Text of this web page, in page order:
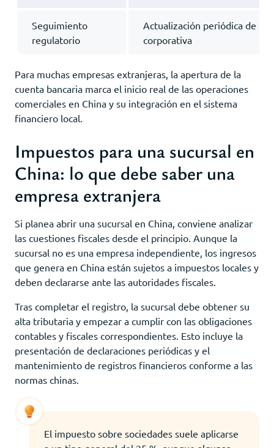
Seguimiento
regulatorio
Actualización periódica de la
corporativa
Para muchas empresas extranjeras, la apertura de la
cuenta bancaria marca el inicio real de las operaciones
comerciales en China y su integración en el sistema
financiero local.
Impuestos para una sucursal en
China: lo que debe saber una
empresa extranjera
Si planea abrir una sucursal en China, conviene analizar
las cuestiones fiscales desde el principio. Aunque la
sucursal no es una empresa independiente, los ingresos
que genera en China están sujetos a impuestos locales y
deben declararse ante las autoridades fiscales.
Tras completar el registro, la sucursal debe obtener su
alta tributaria y empezar a cumplir con las obligaciones
contables y fiscales correspondientes. Esto incluye la
presentación de declaraciones periódicas y el
mantenimiento de registros financieros conforme a las
normas chinas.
El impuesto sobre sociedades suele aplicarse